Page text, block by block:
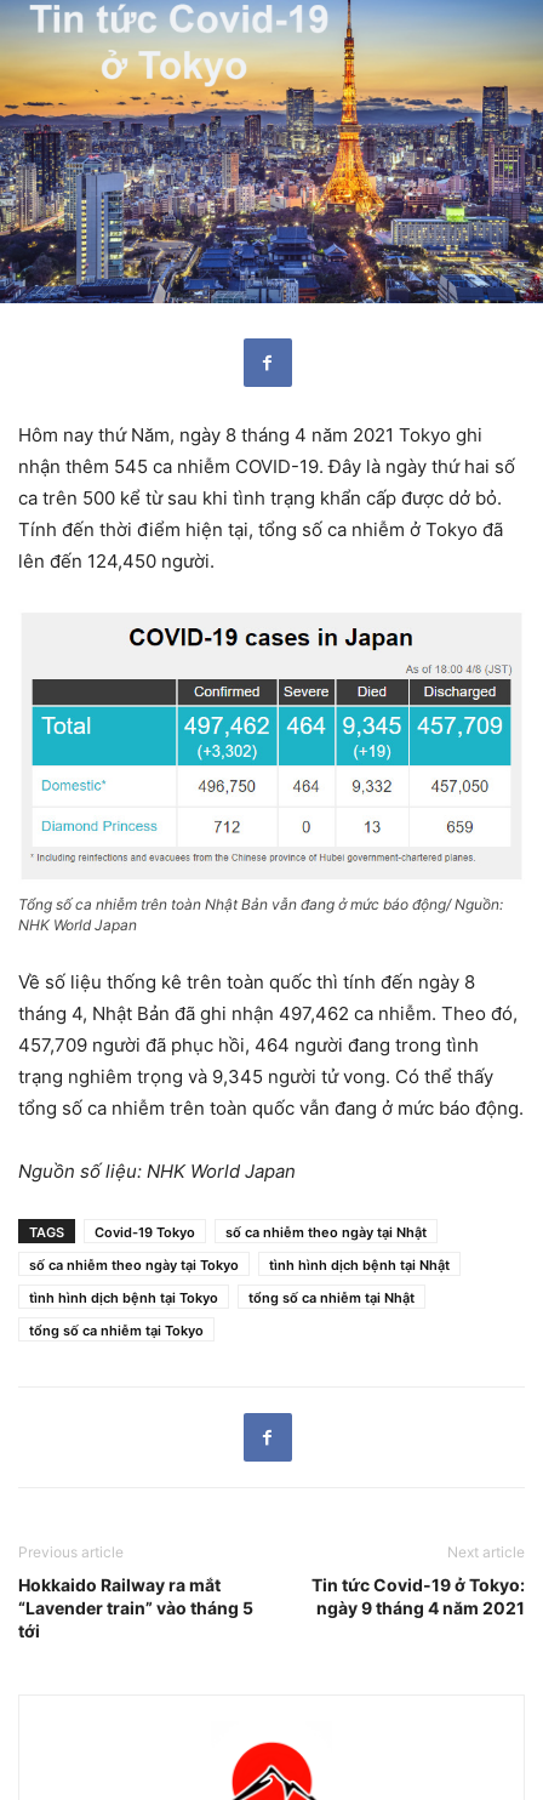
Hôm nay thứ Năm, ngày 8 tháng 4 năm 2021 Tokyo ghi
nhận thêm 545 ca nhiễm COVID-19. Đây là ngày thứ hai số
ca trên 500 kể từ sau khi tình trạng khẩn cấp được dở bỏ.
Tính đến thời điểm hiện tại, tổng số ca nhiễm ở Tokyo đã
lên đến 124,450 người.
Tổng số ca nhiễm trên toàn Nhật Bản vẫn đang ở mức báo động/ Nguồn:
NHK World Japan
Về số liệu thống kê trên toàn quốc thì tính đến ngày 8
tháng 4, Nhật Bản đã ghi nhận 497,462 ca nhiễm. Theo đó,
457,709 người đã phục hồi, 464 người đang trong tình
trạng nghiêm trọng và 9,345 người tử vong. Có thể thấy
tổng số ca nhiễm trên toàn quốc vẫn đang ở mức báo động.
Nguồn số liệu: NHK World Japan
TAGS Covid-19 Tokyo
số ca nhiễm theo ngày tại Nhật
số ca nhiễm theo ngày tại Tokyo
tình hình dịch bệnh tại Nhật
tình hình dịch bệnh tại Tokyo
tổng số ca nhiễm tại Nhật
tổng số ca nhiễm tại Tokyo
Previous article
Hokkaido Railway ra mắt
“Lavender train” vào tháng 5
tới
Next article
Tin tức Covid-19 ở Tokyo:
ngày 9 tháng 4 năm 2021